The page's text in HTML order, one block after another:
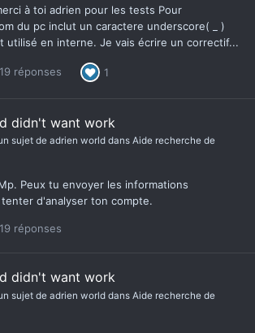
à toi adrien pour les tests Pour
du pc inclut un caractere underscore( _ )
utilisé en interne. Je vais écrire un correctif...
19 réponses 1
didn't want work
sujet de adrien world dans Aide recherche de
Peux tu envoyer les informations
d'analyser ton compte.
19 réponses
didn't want work
sujet de adrien world dans Aide recherche de